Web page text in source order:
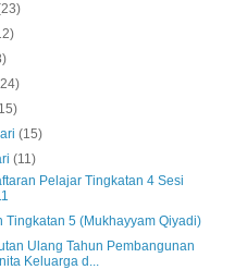
(15)
(11)
Pelajar Tingkatan 4 Sesi
Tingkatan 5 (Mukhayyam Qiyadi)
Ulang Tahun Pembangunan
Keluarga d...